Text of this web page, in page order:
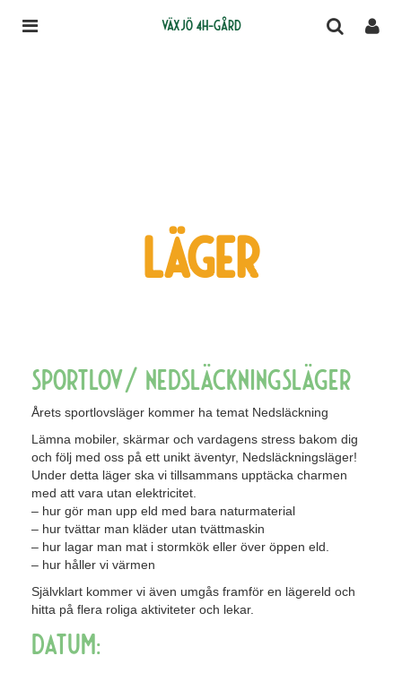
Växjö 4H-gård
Läger
Sportlov/ nedsläckningsläger
Årets sportlovsläger kommer ha temat Nedsläckning
Lämna mobiler, skärmar och vardagens stress bakom dig
och följ med oss på ett unikt äventyr, Nedsläckningsläger!
Under detta läger ska vi tillsammans upptäcka charmen
med att vara utan elektricitet.
– hur gör man upp eld med bara naturmaterial
– hur tvättar man kläder utan tvättmaskin
– hur lagar man mat i stormkök eller över öppen eld.
– hur håller vi värmen
Självklart kommer vi även umgås framför en lägereld och
hitta på flera roliga aktiviteter och lekar.
Datum: